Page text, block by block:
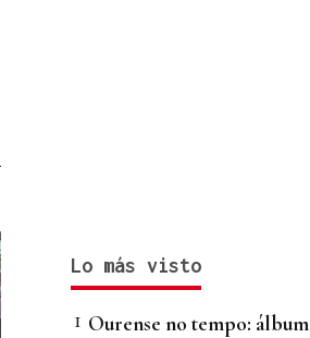
Lo más visto
Ourense no tempo: álbum